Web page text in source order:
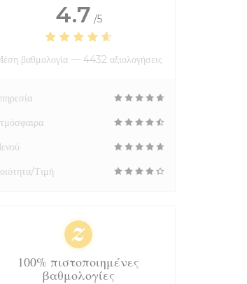
4.7 /5
βαθμολογία — 4432 αξιολογήσεις
Τιμή
100% πιστοποιημένες
βαθμολογίες